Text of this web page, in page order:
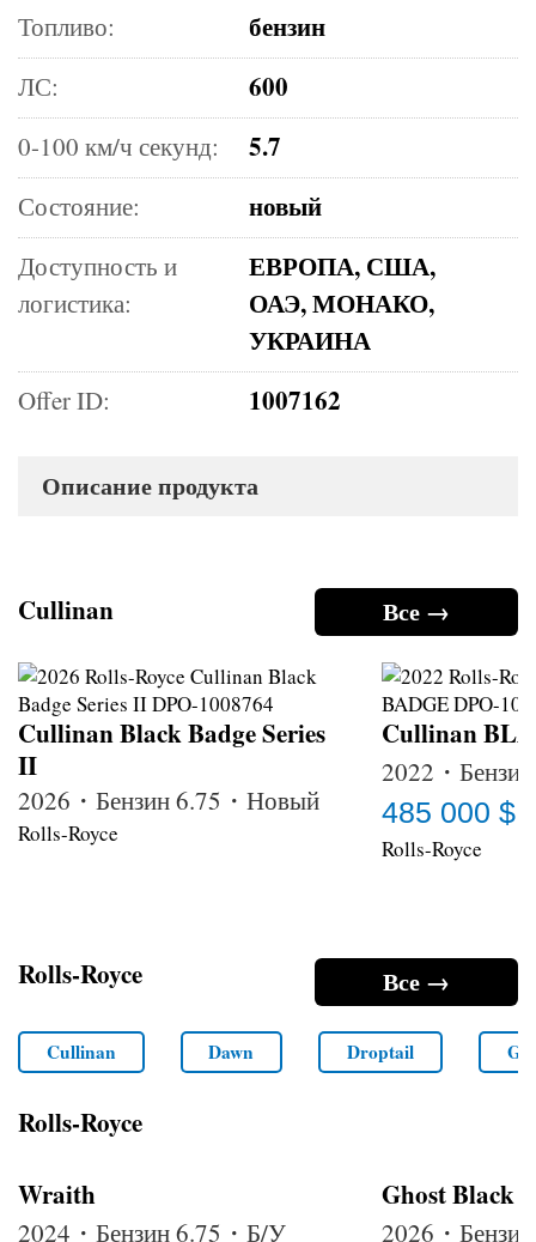
Топливо: бензин
ЛС: 600
0-100 км/ч секунд: 5.7
Состояние: новый
Доступность и
логистика:
ЕВРОПА, США,
ОАЭ, МОНАКО,
УКРАИНА
Offer ID: 1007162
Описание продукта
Все →
Cullinan
Cullinan Black Badge Series
II
2026・Бензин 6.75・Новый
Rolls-Royce
Cullinan
2022・
485 000 $
Rolls-Royce
Все →
Rolls-Royce
Cullinan Dawn Droptail
Rolls-Royce
Wraith
2024・Бензин 6.75・Б/У
Ghost Black
2026・